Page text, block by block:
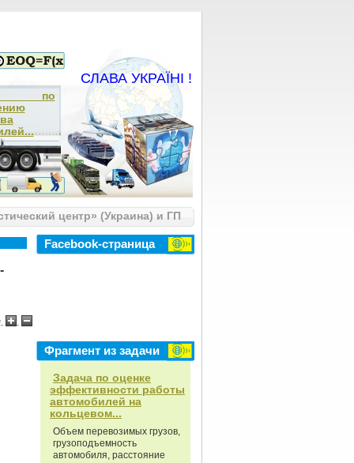
по
СЛАВА УКРАЇНІ !
центр» (Украина) и ГП
Facebook-страница
Фрагмент из задачи
Задача по оценке
эффективности работы
автомобилей на
кольцевом...
Объем перевозимых грузов,
грузоподъемность
автомобиля, расстояние